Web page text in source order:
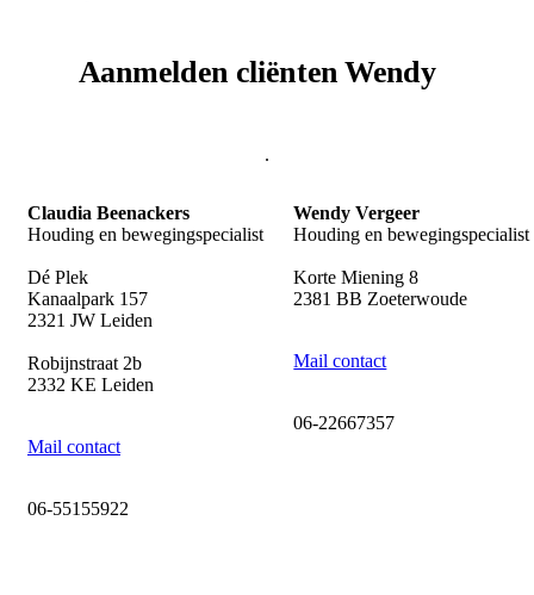
Aanmelden cliënten Wendy
.
Claudia Beenackers
Houding en bewegingspecialist
Dé Plek
Kanaalpark 157
2321 JW Leiden
Robijnstraat 2b
2332 KE Leiden
Mail contact
06-55155922
Wendy Vergeer
Houding en bewegingspecialist
Korte Miening 8
2381 BB Zoeterwoude
Mail contact
06-22667357